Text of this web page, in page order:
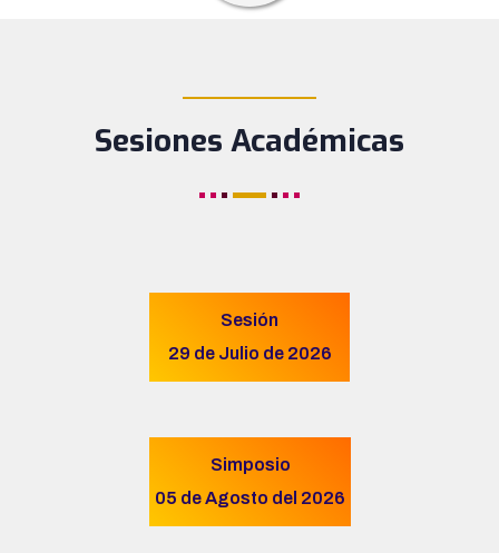
Sesiones Académicas
Sesión
29 de Julio de 2026
Simposio
05 de Agosto del 2026